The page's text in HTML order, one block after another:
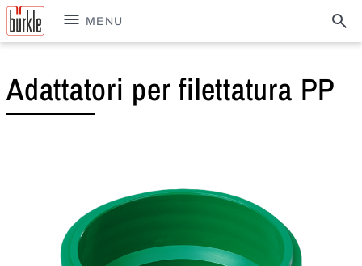
MENU
Adattatori per filettatura PP